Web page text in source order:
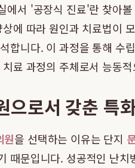
에서 '공장식 진료'란 찾아
에 따라 원인과 치료법이
합니다. 이 과정을 통해 수
료 과정의 주체로서 능동
으로서 갖춘 특
원을 선택하는 이유는 단지
때문입니다. 성공적인 난